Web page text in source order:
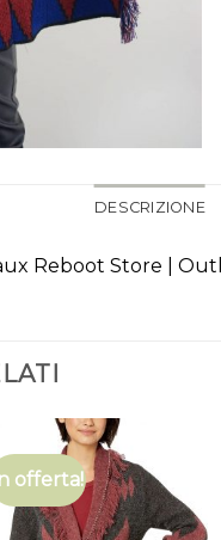
DESCRIZIONE
Reboot Store |
In offerta!